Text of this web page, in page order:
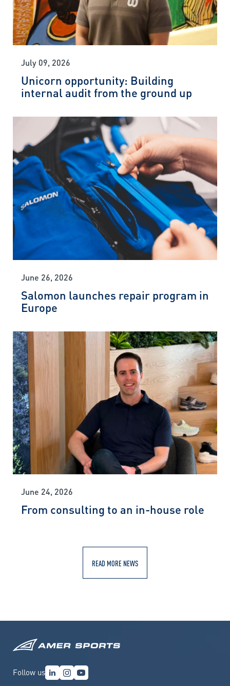
July 09, 2026
Unicorn opportunity: Building
internal audit from the ground up
June 26, 2026
Salomon launches repair program in
Europe
June 24, 2026
From consulting to an in-house role
READ MORE NEWS
Follow us